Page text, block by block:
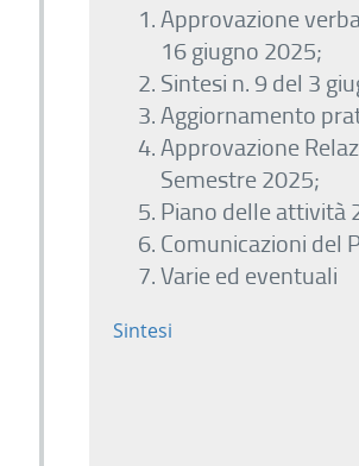
Approvazione
16 giugno 2025;
Sintesi n. 9 del 3
Aggiornamento
Approvazione
Semestre 2025;
Piano delle attività
Comunicazioni del
Varie ed eventuali
Sintesi